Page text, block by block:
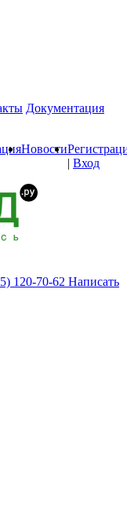
Документация
Новости
| Вход
120-70-62 Написать